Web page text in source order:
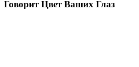
Говорит Цвет Ваших Глаз